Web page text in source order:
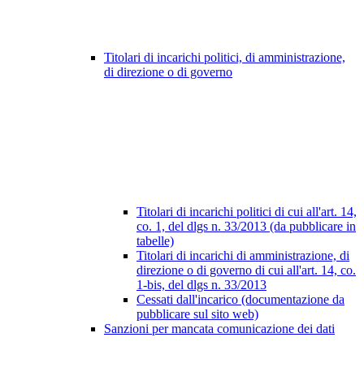
Titolari di incarichi politici, di amministrazione,
di direzione o di governo
Titolari di incarichi politici di cui all'art. 14,
co. 1, del dlgs n. 33/2013 (da pubblicare in
tabelle)
Titolari di incarichi di amministrazione, di
direzione o di governo di cui all'art. 14, co.
1-bis, del dlgs n. 33/2013
Cessati dall'incarico (documentazione da
pubblicare sul sito web)
Sanzioni per mancata comunicazione dei dati